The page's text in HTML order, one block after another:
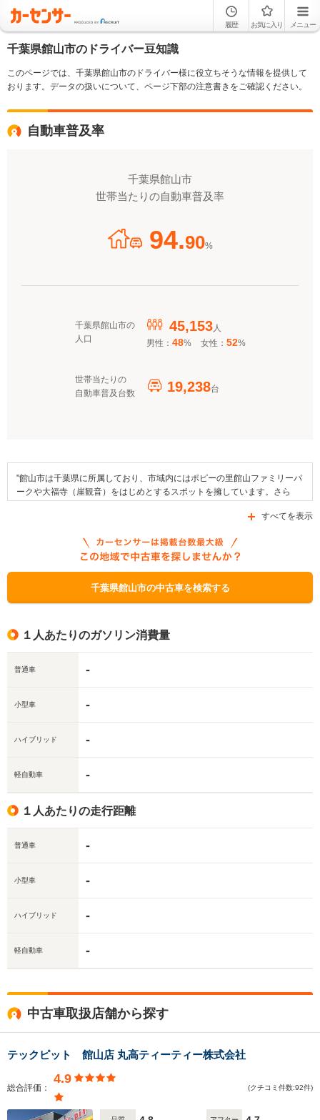
履歴 お気に入り メニュー
千葉県館山市のドライバー豆知識
このページでは、千葉県館山市のドライバー様に役立ちそうな情報を提供して
おります。データの扱いについて、ページ下部の注意書きをご確認ください。
自動車普及率
千葉県館山市
世帯当たりの自動車普及率
94.90%
千葉県館山市の
人口
45,153人
男性： 48% 女性： 52%
世帯当たりの
自動車普及台数
19,238台
"館山市は千葉県に所属しており、市域内にはポピーの里館山ファミリーパ
ークや大福寺（崖観音）をはじめとするスポットを擁しています。さら
げられます。地域のイベントとしては南総里見まつりや船形ふれあい市場
の特産品としてはくじらのたれやびわなどがあります。国道127号線や国
道410号線、あるいは県道86号線といった道路が通る館山市には、東日本
旅客鉄道内房線の駅が設置されています。なお、千葉県館山市では、「環
境保全資金」、「次世代自動車充電インフラ整備促進事業」、「クリーン
すべてを表示
千葉県館山市の中古車を検索する
１人あたりのガソリン消費量
普通車 -
小型車 -
ハイブリッド -
軽自動車 -
１人あたりの走行距離
普通車 -
小型車 -
ハイブリッド -
軽自動車 -
中古車取扱店舗から探す
テックピット 館山店 丸高ティーティー株式会社
総合評価：
4.9
(クチコミ件数:92件)